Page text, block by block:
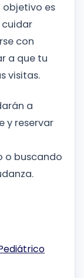
objetivo es
con
a que tu
visitas.
a
y reservar
o buscando